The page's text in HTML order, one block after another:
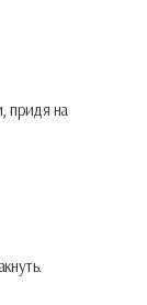
придя на